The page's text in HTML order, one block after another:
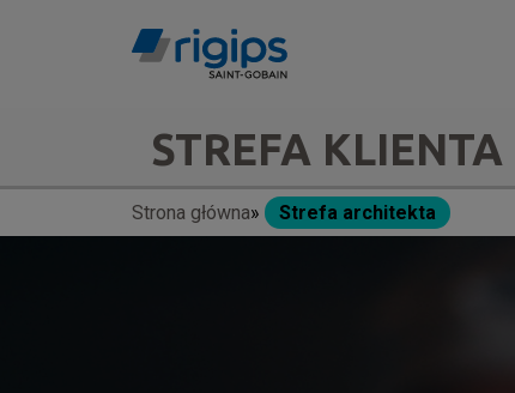
navigation
-
STREFA KLIENTA
Ścieżka
Strona główna Strefa architekta